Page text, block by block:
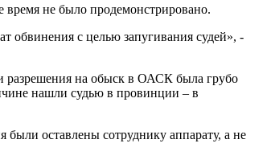
время не было продемонстрировано.
обвинения с целью запугивания судей», -
разрешения на обыск в ОАСК была грубо
нашли судью в провинции – в
были оставлены сотруднику аппарату, а не